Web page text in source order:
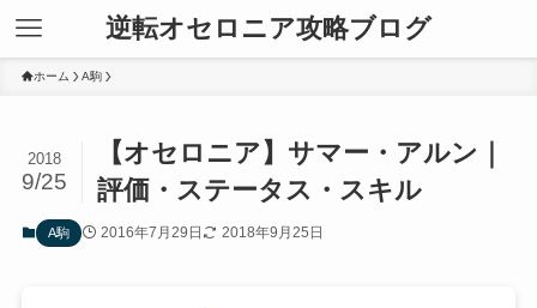
逆転オセロニア攻略ブログ
ホーム A駒
【オセロニア】サマー・アルン｜
評価・ステータス・スキル
2018
9/25
A駒 2016年7月29日 2018年9月25日